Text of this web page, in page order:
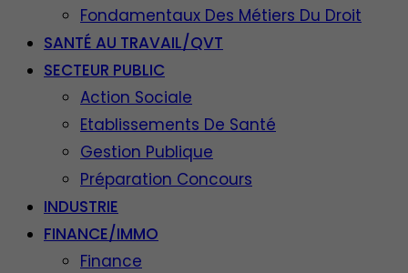
Fondamentaux Des Métiers Du Droit
SANTÉ AU TRAVAIL/QVT
SECTEUR PUBLIC
Action Sociale
Etablissements De Santé
Gestion Publique
Préparation Concours
INDUSTRIE
FINANCE/IMMO
Finance